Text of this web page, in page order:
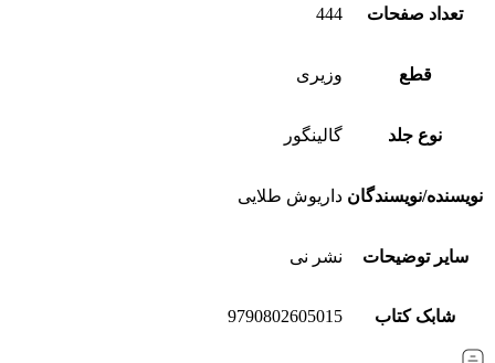
تعداد صفحات 444
قطع وزیری
نوع جلد گالینگور
نویسنده/نویسندگان داریوش طلایی
سایر توضیحات نشر نی
شابک کتاب 9790802605015